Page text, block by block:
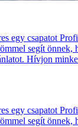
egy csapatot
segít önnek,
Hívjon
egy csapatot
segít önnek,